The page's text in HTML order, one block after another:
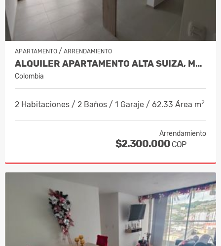
APARTAMENTO / ARRENDAMIENTO
ALQUILER APARTAMENTO ALTA SUIZA, MANI…
Colombia
2 Habitaciones / 2 Baños / 1 Garaje / 62.33 Área m2
Arrendamiento
$2.300.000 COP